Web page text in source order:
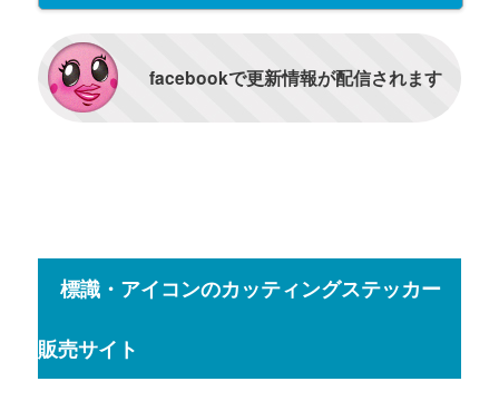
facebookで更新情報が配信されます
標識・アイコンのカッティングステッカー
販売サイト